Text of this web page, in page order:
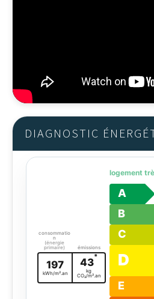
DIAGNOSTIC
logement
consommatio
n
(énergie
primaire)
émissions
197
kWh/m².an
43
*
kg
CO₂/m².an
A
B
C
D
E